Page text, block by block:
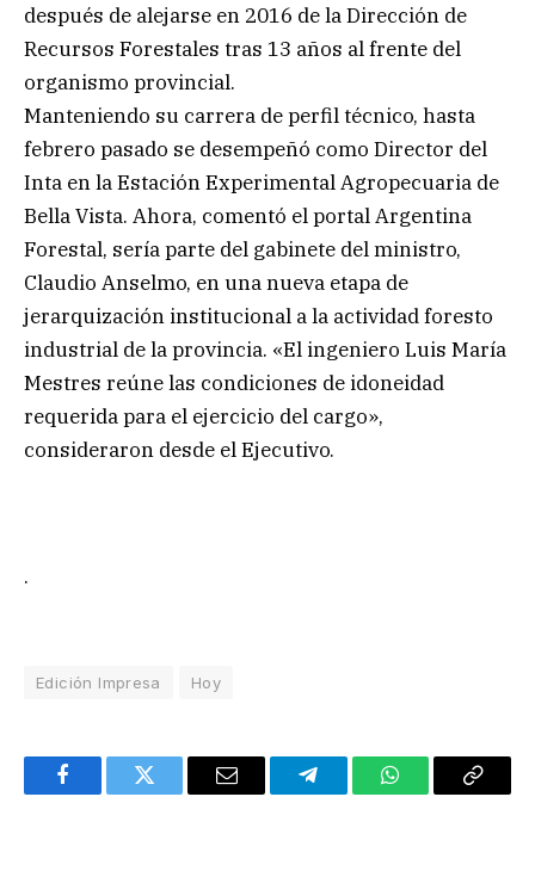
después de alejarse en 2016 de la Dirección de
Recursos Forestales tras 13 años al frente del
organismo provincial.
Manteniendo su carrera de perfil técnico, hasta
febrero pasado se desempeñó como Director del
Inta en la Estación Experimental Agropecuaria de
Bella Vista. Ahora, comentó el portal Argentina
Forestal, sería parte del gabinete del ministro,
Claudio Anselmo, en una nueva etapa de
jerarquización institucional a la actividad foresto
industrial de la provincia. «El ingeniero Luis María
Mestres reúne las condiciones de idoneidad
requerida para el ejercicio del cargo»,
consideraron desde el Ejecutivo.
.
Edición Impresa Hoy
FacebookTwitter Email TelegramWhatsAppCopy